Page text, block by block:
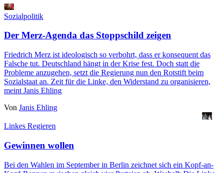
Sozialpolitik
Der Merz-Agenda das Stoppschild zeigen
Friedrich Merz ist ideologisch so verbohrt, dass er konsequent das
Falsche tut. Deutschland hängt in der Krise fest. Doch statt die
Probleme anzugehen, setzt die Regierung nun den Rotstift beim
Sozialstaat an. Zeit für die Linke, den Widerstand zu organisieren,
meint Janis Ehling
Von Janis Ehling
Linkes Regieren
Gewinnen wollen
Bei den Wahlen im September in Berlin zeichnet sich ein Kopf-an-